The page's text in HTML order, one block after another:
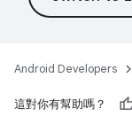
Android Developers
這對你有幫助嗎？